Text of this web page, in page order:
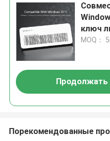
ключ
MOQ：
Продолжать
Порекомендованные